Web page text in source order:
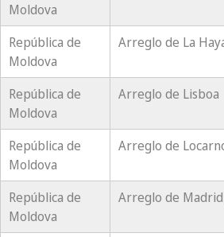
Moldova
República de
Moldova
Arreglo de La
República de
Moldova
Arreglo de Lisboa
República de
Moldova
Arreglo de
República de
Moldova
Arreglo de